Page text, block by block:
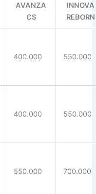
AVANZA
CS
INNOVA
REBORN
400.000 550.000
400.000 550.000
550.000 700.000